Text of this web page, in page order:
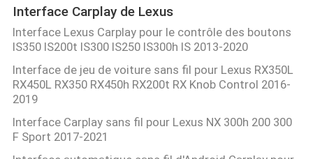
Interface Carplay de Lexus
Interface Lexus Carplay pour le contrôle des boutons
IS350 IS200t IS300 IS250 IS300h IS 2013-2020
Interface de jeu de voiture sans fil pour Lexus RX350L
RX450L RX350 RX450h RX200t RX Knob Control 2016-
2019
Interface Carplay sans fil pour Lexus NX 300h 200 300
F Sport 2017-2021